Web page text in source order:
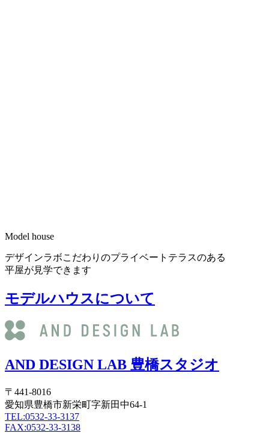
Model house
デザインラボこだわりのプライベートテラスのある
平屋が見学できます
モデルハウスについて
AND DESIGN LAB 豊橋スタジオ
〒441-8016
愛知県豊橋市新栄町字新田中64-1
TEL:0532-33-3137
FAX:0532-33-3138